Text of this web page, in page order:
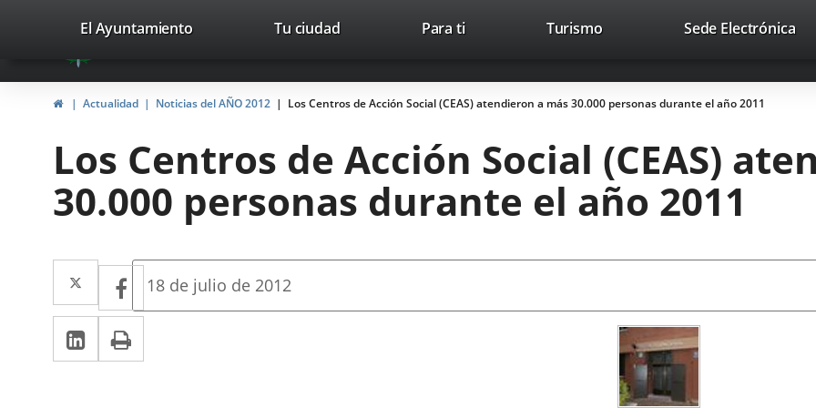
Portal
Web
del
Valladolid
avaTop Trabaja con nosotros Contacto
valladolid.es
El Ayuntamiento Tu ciudad Para ti TurismoThis
open
in
pop-
up
window.
Sede ElectrónicaLink
HomeActualidad Noticias del AÑO 2012 Los Centros de Acción Social (CEAS) atendieron a más 30.000 personas durante el año 2011
Los Centros de Acción Social (CEAS)
30.000 personas durante el año 2011
Twitter
Enlace
a
una
aplicación
Facebook
Enlace
a
una
Linkedin
Enlace
a
Fecha
la
18 de julio de 2012